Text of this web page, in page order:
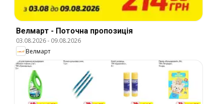
Велмарт - Поточна пропозиція
03.08.2026- 09.08.2026
Велмарт